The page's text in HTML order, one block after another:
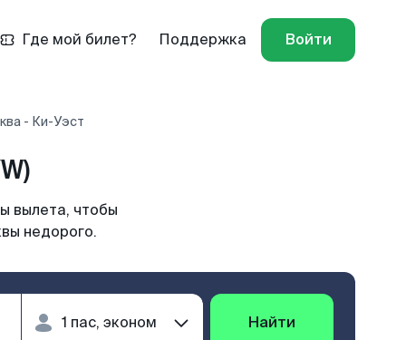
Где мой билет? Поддержка Войти
- Ки-Уэст
вылета, чтобы
недорого.
Найти